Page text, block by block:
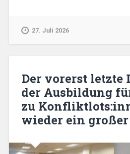
27. Juli 2026
Der vorerst letzte
der Ausbildung
zu
wieder ein